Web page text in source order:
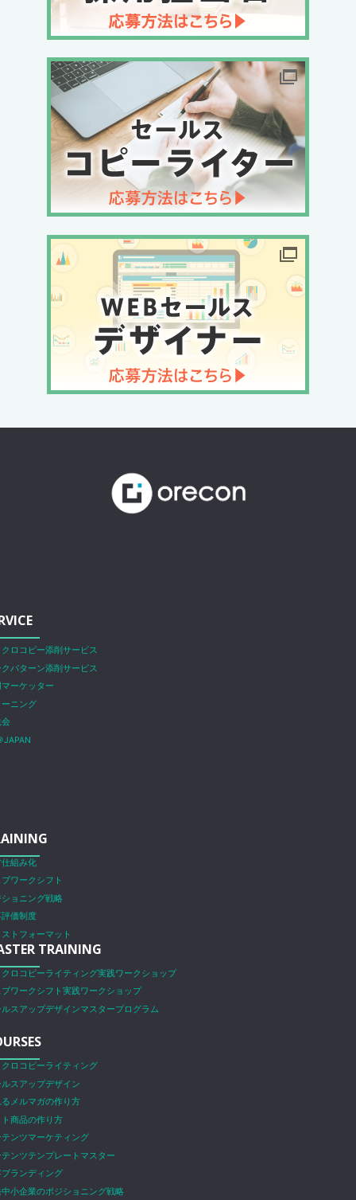
ロコピー添削サービス
パターン添削サービス
ーケッター
ニング
会
JAPAN
組み化
ワークシフト
ョニング戦略
価制度
トフォーマット
TRAINING
ロコピーライティング実践ワークショップ
ワークシフト実践ワークショップ
スアップデザインマスタープログラム
ロコピーライティング
スアップデザイン
メルマガの作り方
商品の作り方
ンツマーケティング
ンツテンプレートマスター
ランディング
小企業のポジショニング戦略